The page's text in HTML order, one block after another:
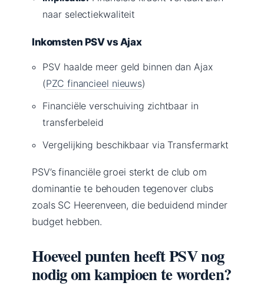
naar selectiekwaliteit
Inkomsten PSV vs Ajax
PSV haalde meer geld binnen dan Ajax
(PZC financieel nieuws)
Financiële verschuiving zichtbaar in
transferbeleid
Vergelijking beschikbaar via Transfermarkt
PSV’s financiële groei sterkt de club om
dominantie te behouden tegenover clubs
zoals SC Heerenveen, die beduidend minder
budget hebben.
Hoeveel punten heeft PSV nog
nodig om kampioen te worden?